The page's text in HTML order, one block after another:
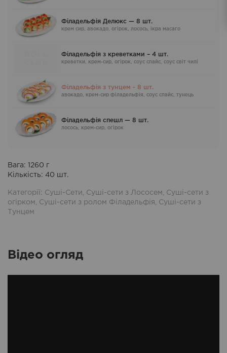
Філадельфія Делюкс — 8 шт.
крем сир, авокадо, огірок, лосось, ікра масаго
Філадельфія з креветками – 4 шт.
креветки, крем-сир, огірок, соус спайс, соус світ чилі
Філадельфія з тунцем - 8 шт.
авокадо, крем-сир філадельфія, соус спайс, тунець
Філадельфія спешл — 8 шт.
лосось, крем-сир, огірок
Вага: 1260 г
Кількість: 40 шт.
Категорії: Суші-Сети Суші-сети з Лососем
Суші-сети з
огірком
Суші-сети з ролом Філадельфія
Суші-сети з
Тунцем
Відео огляд